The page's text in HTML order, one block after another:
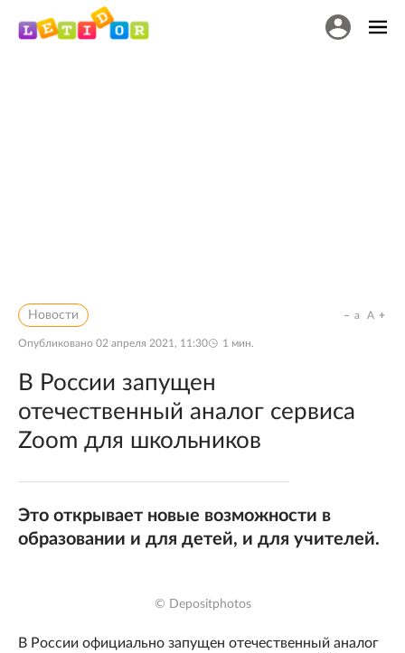
Новости
Опубликовано 02 апреля 2021, 11:30 1 мин.
a A
В России запущен
отечественный аналог сервиса
Zoom для школьников
Это открывает новые возможности в
образовании и для детей, и для учителей.
© Depositphotos
В России официально запущен отечественный аналог